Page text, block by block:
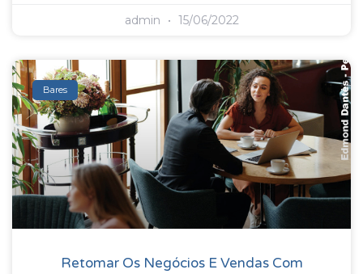
admin 15/06/2022
Bares
Retomar Os Negócios E Vendas Com